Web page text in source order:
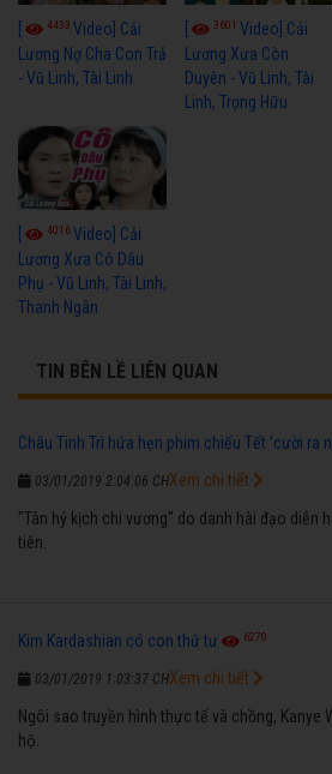
4433 Video] Cải
Lương Nợ Cha Con Trả
- Vũ Linh, Tài Linh
3601Video] Cải
Lương Xưa Còn
Duyên - Vũ Linh, Tài
Linh, Trọng Hữu
[ 4016Video] Cải
Lương Xưa Cô Dâu
Phụ - Vũ Linh, Tài Linh,
Thanh Ngân
TIN BÊN LỀ LIÊN QUAN
Châu Tinh Trì hứa hẹn phim chiếu Tết 'cười ra
03/01/2019 2:04:06 CH
"Tân hỷ kịch chi vương" do danh hài đạo diễn
tiên.
Xem chi tiết
Kim Kardashian có con thứ tư 6270
03/01/2019 1:03:37 CH
Ngôi sao truyền hình thực tế và chồng, Kanye
hộ.
Xem chi tiết